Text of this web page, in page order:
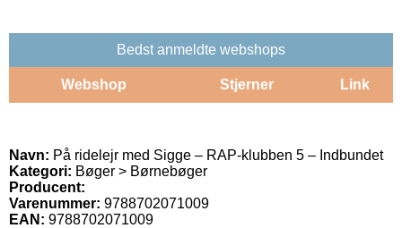
Bedst anmeldte webshops
Webshop Stjerner Link
Navn: På ridelejr med Sigge – RAP-klubben 5 – Indbundet
Kategori: Bøger > Børnebøger
Producent:
Varenummer: 9788702071009
EAN: 9788702071009